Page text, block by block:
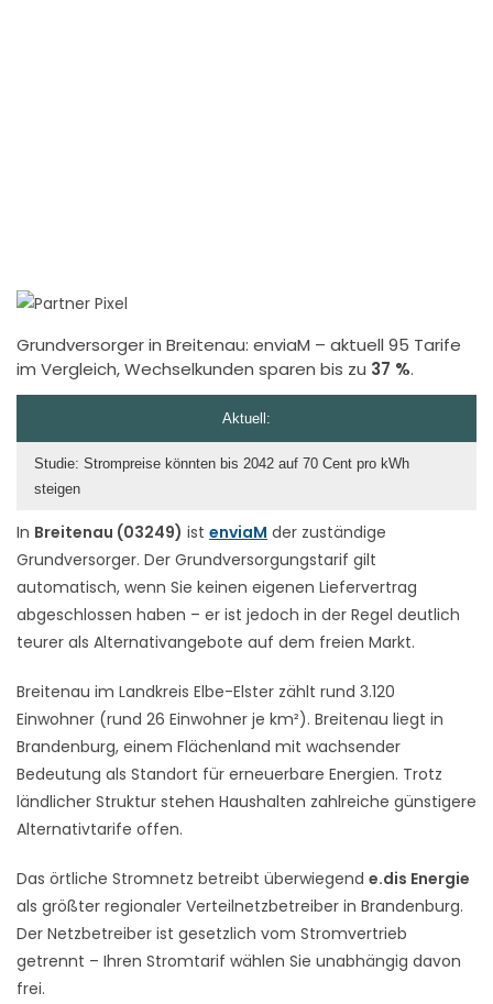
Grundversorger in Breitenau: enviaM – aktuell 95 Tarife
im Vergleich, Wechselkunden sparen bis zu 37 %.
In Breitenau (03249) ist enviaM der zuständige
Grundversorger. Der Grundversorgungstarif gilt
automatisch, wenn Sie keinen eigenen Liefervertrag
abgeschlossen haben – er ist jedoch in der Regel deutlich
teurer als Alternativangebote auf dem freien Markt.
Breitenau im Landkreis Elbe-Elster zählt rund 3.120
Einwohner (rund 26 Einwohner je km²). Breitenau liegt in
Brandenburg, einem Flächenland mit wachsender
Bedeutung als Standort für erneuerbare Energien. Trotz
ländlicher Struktur stehen Haushalten zahlreiche günstigere
Alternativtarife offen.
Das örtliche Stromnetz betreibt überwiegend e.dis Energie
als größter regionaler Verteilnetzbetreiber in Brandenburg.
Der Netzbetreiber ist gesetzlich vom Stromvertrieb
getrennt – Ihren Stromtarif wählen Sie unabhängig davon
frei.
Aktuell:
Studie: Strompreise könnten bis 2042 auf 70 Cent pro kWh
steigen